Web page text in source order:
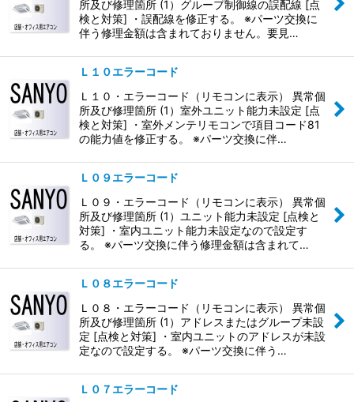
所及び修理箇所 (1）グループ制御線の誤配線 [点
検と対策] ・誤配線を修正する。 ※パーツ交換に
伴う修理金額は含まれておりません。要見…
Ｌ１０エラーコード
Ｌ１０・エラーコード（リモコンに表示） 異常個
所及び修理箇所 (1）室外ユニット能力未設定 [点
検と対策] ・室外メンテリモコンで項目コード81
の能力値を修正する。 ※パーツ交換に伴…
Ｌ０９エラーコード
Ｌ０９・エラーコード（リモコンに表示） 異常個
所及び修理箇所 (1）ユニット能力未設定 [点検と
対策] ・室内ユニット能力未設定なので設定す
る。 ※パーツ交換に伴う修理金額は含まれて…
Ｌ０８エラーコード
Ｌ０８・エラーコード（リモコンに表示） 異常個
所及び修理箇所 (1）アドレスまたはグループ未設
定 [点検と対策] ・室内ユニットのアドレスが未設
定なので設定する。 ※パーツ交換に伴う…
Ｌ０７エラーコード